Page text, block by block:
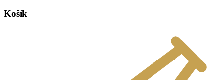
Košík